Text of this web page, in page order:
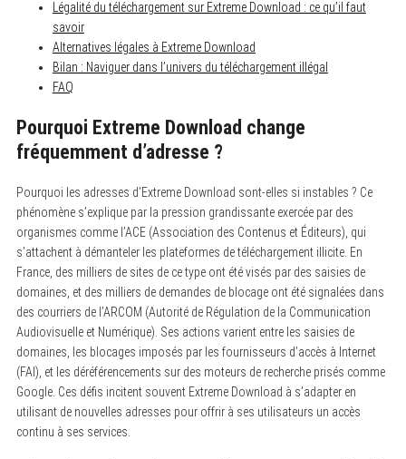
Légalité du téléchargement sur Extreme Download : ce qu’il faut
savoir
Alternatives légales à Extreme Download
Bilan : Naviguer dans l’univers du téléchargement illégal
FAQ
Pourquoi Extreme Download change
fréquemment d’adresse ?
Pourquoi les adresses d’Extreme Download sont-elles si instables ? Ce
phénomène s’explique par la pression grandissante exercée par des
organismes comme l’ACE (Association des Contenus et Éditeurs), qui
s’attachent à démanteler les plateformes de téléchargement illicite. En
France, des milliers de sites de ce type ont été visés par des saisies de
domaines, et des milliers de demandes de blocage ont été signalées dans
des courriers de l’ARCOM (Autorité de Régulation de la Communication
Audiovisuelle et Numérique). Ses actions varient entre les saisies de
domaines, les blocages imposés par les fournisseurs d’accès à Internet
(FAI), et les déréférencements sur des moteurs de recherche prisés comme
Google. Ces défis incitent souvent Extreme Download à s’adapter en
utilisant de nouvelles adresses pour offrir à ses utilisateurs un accès
continu à ses services.